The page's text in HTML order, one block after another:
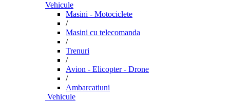
Vehicule
Masini - Motociclete
/
Masini cu telecomanda
/
Trenuri
/
Avion - Elicopter - Drone
/
Ambarcatiuni
Vehicule